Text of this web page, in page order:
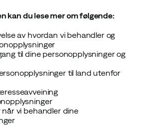
kan du lese mer om følgende:
av hvordan vi behandler og
til dine personopplysninger og
til land utenfor
vi behandler dine